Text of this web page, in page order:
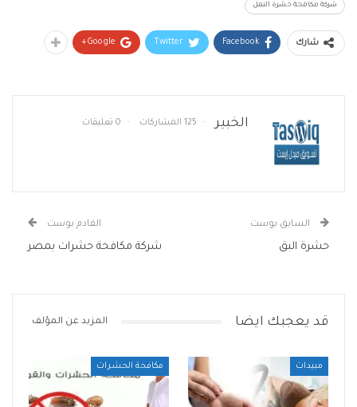
شركة مكافحة حشرة النمل
شارك Facebook
Twitter
Google+
الخبير 125 المشاركات 0 تعليقات
السابق بوست
حشرة البق
القادم بوست
شركة مكافحة حشرات بمصر
قد يعجبك ايضا المزيد عن المؤلف
مبيدات مكافحة الحشرات